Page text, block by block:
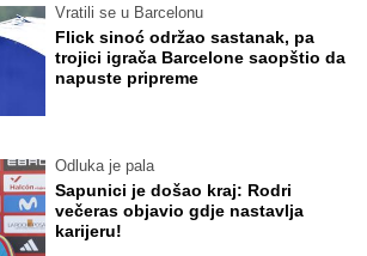
Vratili se u Barcelonu
Flick sinoć održao sastanak, pa
trojici igrača Barcelone saopštio da
napuste pripreme
Odluka je pala
Sapunici je došao kraj: Rodri
večeras objavio gdje nastavlja
karijeru!